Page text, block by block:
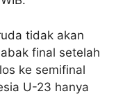
tidak akan
final setelah
ke semifinal
U-23 hanya